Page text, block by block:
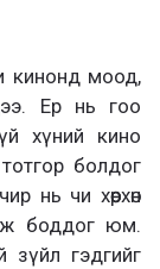
кинонд моод,
Ер нь гоо
хүний кино
болдог
нь чи хөөрхөн
боддог юм.
зүйл гэдгийг